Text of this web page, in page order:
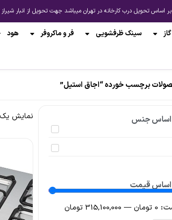
تحویل درب کارخانه در تهران میباشد جهت تحویل از انبار شیراز یا ارسال به باربری مبلغ
سینک ظرفشویی فر و ماکروفر هود
برچسب خورده “اجاق استیل”
اساس جنس
اساس قیمت
0 تومان —
315,100,000 تومان
نمایش یک